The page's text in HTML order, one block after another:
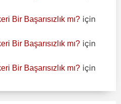
Bir Başarısızlık mı? için
Bir Başarısızlık mı? için
Bir Başarısızlık mı? için